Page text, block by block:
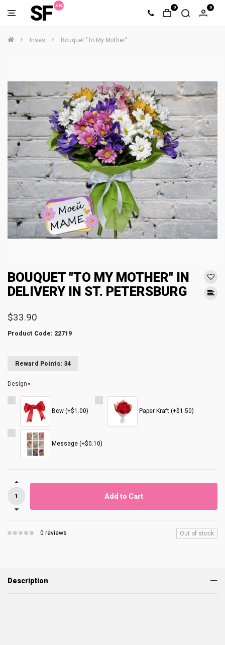
SF 0 0
Irises Bouquet "To My Mother"
BOUQUET "TO MY MOTHER" IN
DELIVERY IN ST. PETERSBURG
$33.90
Product Code: 22719
Reward Points: 34
Design
Bow (+$1.00) Paper Kraft (+$1.50)
Message (+$0.10)
Add to Cart
0 reviews Out of stock
Description